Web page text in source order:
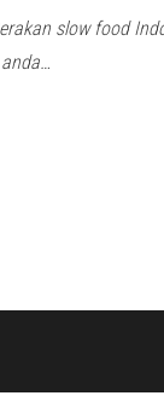
slow food